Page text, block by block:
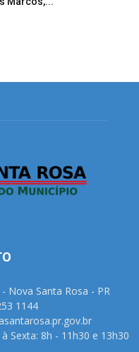
Nova Santa Rosa - PR
1144
Sexta: 8h - 11h30 e 13h30